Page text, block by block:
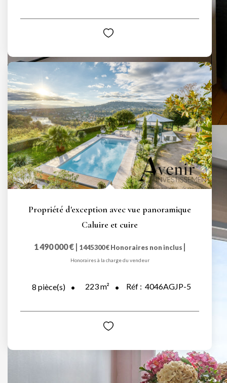
Propriété d'exception avec vue panoramique
Caluire et cuire
1 490 000 € 1 445 300 €Honoraires non inclus
Honoraires à la charge du vendeur
8 pièce(s) 223m² Réf : 4046AGJP-5